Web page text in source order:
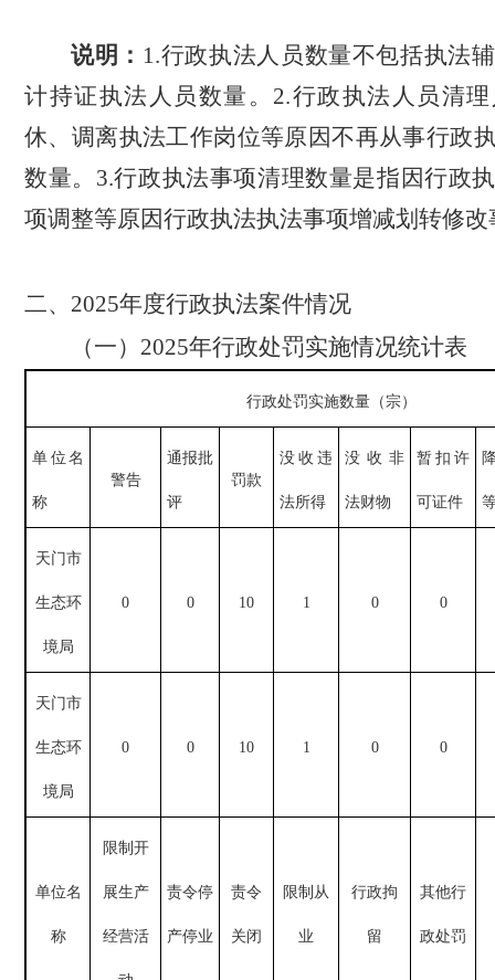
说明： 1.行政执法人员数量不包括执法
计持证执法人员数量。 2.行政执法人员清
休、调离执法工作岗位等原因不再从事行政
数量。 3.行政执法事项清理数量是指因行政
项调整等原因行政执法执法事项增减划转修
二、 2025年度行政执法案件情况
（一） 2025年行政处罚实施情况统计表
行政处罚实施数量（宗）
单位 名
称
警告
通报批
评
罚款
没收违
法所得
没收非
法财物
暂扣许
可证件
天门市
生态环
境局
0 0 10 1 0 0
天门市
生态环
境局
0 0 10 1 0 0
单位名
称
限制开
展生产
经营活
责令停
产停业
责令
关闭
限制从
业
行政拘
留
其他行
政处罚